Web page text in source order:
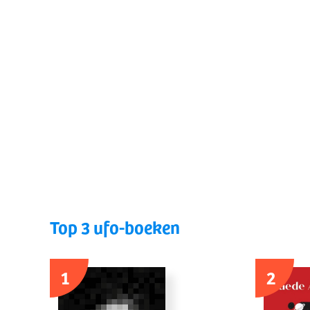
Top 3 ufo-boeken
1
2